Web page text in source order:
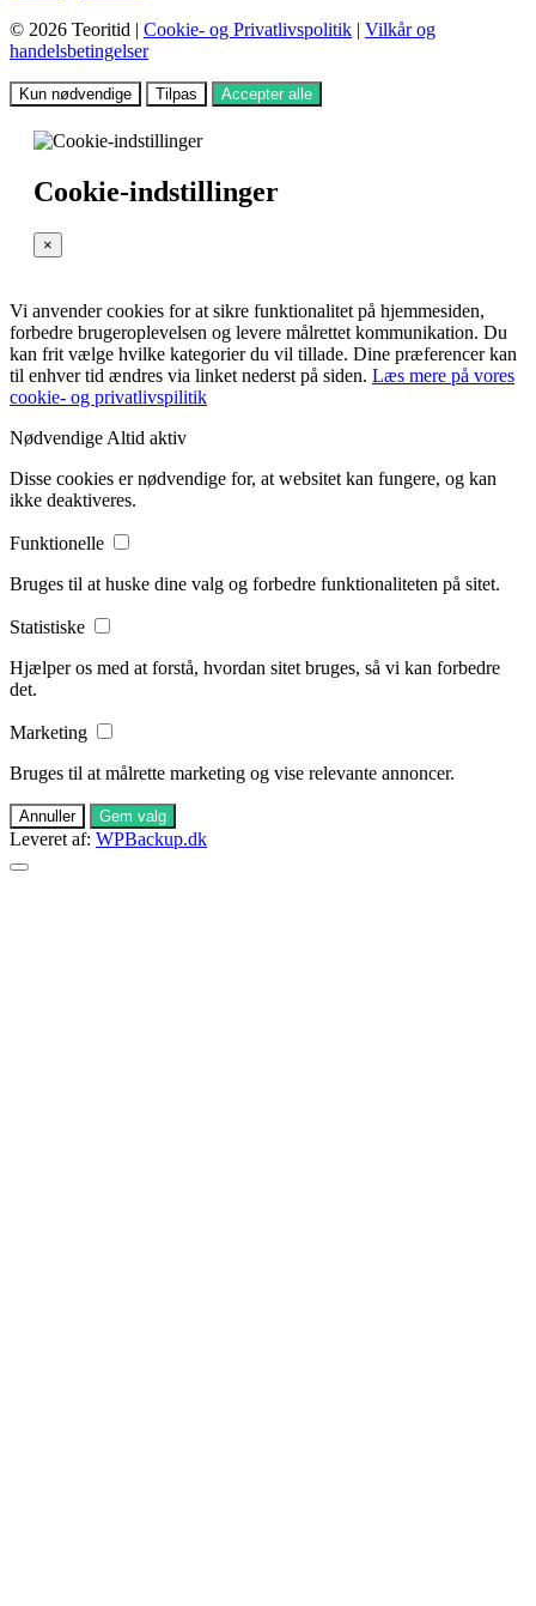
© 2026 Teoritid | Cookie- og Privatlivspolitik | Vilkår og
handelsbetingelser
Kun nødvendige Tilpas Accepter alle
Cookie-indstillinger
×
Vi anvender cookies for at sikre funktionalitet på hjemmesiden,
forbedre brugeroplevelsen og levere målrettet kommunikation. Du
kan frit vælge hvilke kategorier du vil tillade. Dine præferencer kan
til enhver tid ændres via linket nederst på siden. Læs mere på vores
cookie- og privatlivspilitik
Nødvendige Altid aktiv
Disse cookies er nødvendige for, at websitet kan fungere, og kan
ikke deaktiveres.
Funktionelle
Bruges til at huske dine valg og forbedre funktionaliteten på sitet.
Statistiske
Hjælper os med at forstå, hvordan sitet bruges, så vi kan forbedre
det.
Marketing
Bruges til at målrette marketing og vise relevante annoncer.
Annuller Gem valg
Leveret af: WPBackup.dk